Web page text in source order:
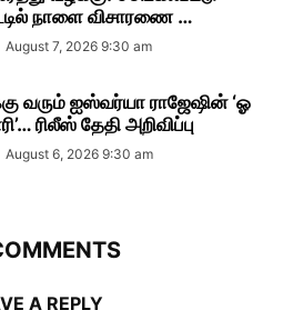
நாளை விசாரணை …
August 7, 2026 9:30 am
வரும் ஐஸ்வர்யா ராஜேஷின் ‘ஓ
ரிலீஸ் தேதி அறிவிப்பு
August 6, 2026 9:30 am
A REPLY